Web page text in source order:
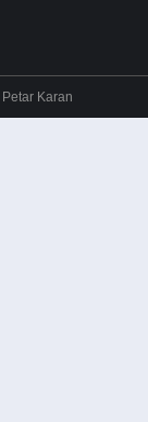
Petar Karan